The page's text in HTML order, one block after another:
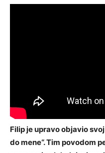
Filip je upravo objavio
do mene“. Tim povodom